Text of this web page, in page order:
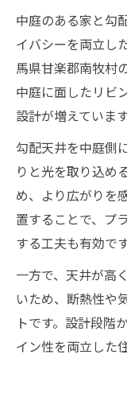
中庭のある家と勾
イバシーを両立し
馬県甘楽郡南牧村
中庭に面したリビ
設計が増えています
勾配天井を中庭側
りと光を取り込め
め、より広がりを
置することで、プ
する工夫も有効です
一方で、天井が高
いため、断熱性や
トです。設計段階
イン性を両立した